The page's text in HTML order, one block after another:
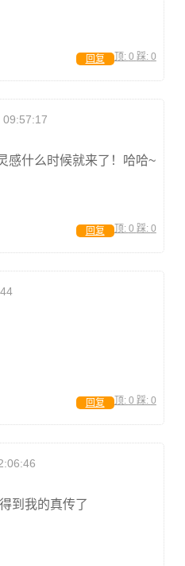
顶: 0 踩: 0
回复
感什么时候就来了！哈哈~
顶: 0 踩: 0
回复
顶: 0 踩: 0
回复
到我的真传了